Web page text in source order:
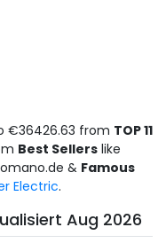
€36426.63 from TOP 11
Best Sellers like
& Famous
Electric.
Aug 2026